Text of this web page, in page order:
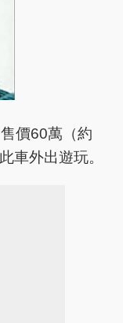
價60萬（約
車外出遊玩。